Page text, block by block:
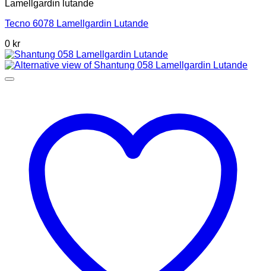
Lamellgardin lutande
Tecno 6078 Lamellgardin Lutande
0 kr